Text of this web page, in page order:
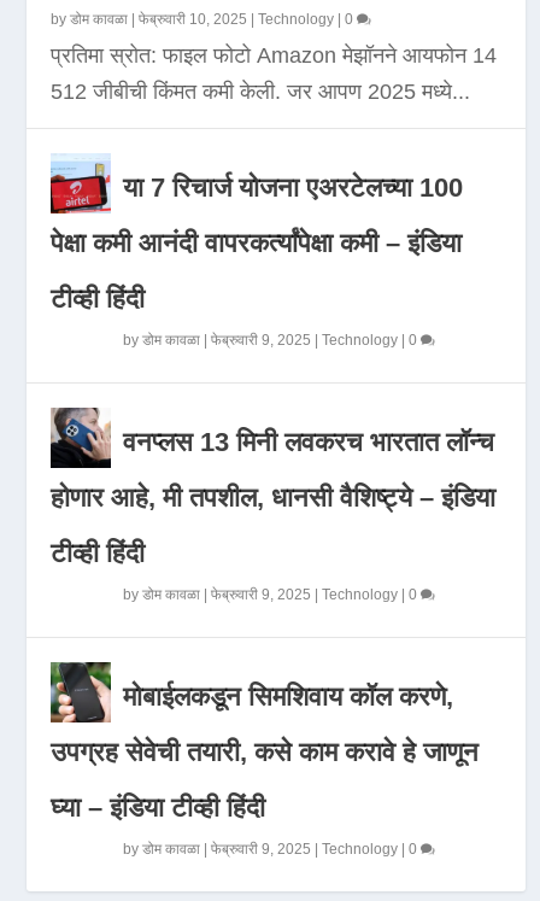
byडोम कावळा |फेब्रुवारी 10, 2025 |Technology |0
प्रतिमा स्रोत: फाइल फोटो Amazon मेझॉनने आयफोन 14
512 जीबीची किंमत कमी केली. जर आपण 2025 मध्ये...
या 7 रिचार्ज योजना एअरटेलच्या 100
पेक्षा कमी आनंदी वापरकर्त्यांपेक्षा कमी – इंडिया
टीव्ही हिंदी
byडोम कावळा |फेब्रुवारी 9, 2025 |Technology |0
वनप्लस 13 मिनी लवकरच भारतात लॉन्च
होणार आहे, मी तपशील, धानसी वैशिष्ट्ये – इंडिया
टीव्ही हिंदी
byडोम कावळा |फेब्रुवारी 9, 2025 |Technology |0
मोबाईलकडून सिमशिवाय कॉल करणे,
उपग्रह सेवेची तयारी, कसे काम करावे हे जाणून
घ्या – इंडिया टीव्ही हिंदी
byडोम कावळा |फेब्रुवारी 9, 2025 |Technology |0